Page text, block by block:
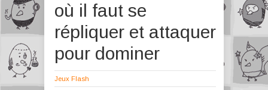
où il faut se
répliquer et attaquer
pour dominer
Jeux Flash